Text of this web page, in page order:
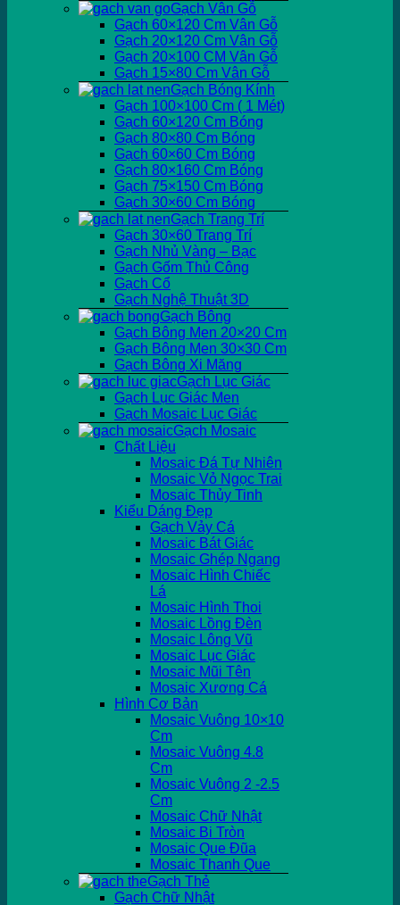
Gạch Vân Gỗ
Gạch 60×120 Cm Vân Gỗ
Gạch 20×120 Cm Vân Gỗ
Gạch 20×100 CM Vân Gỗ
Gạch 15×80 Cm Vân Gỗ
Gạch Bóng Kính
Gạch 100×100 Cm ( 1 Mét)
Gạch 60×120 Cm Bóng
Gạch 80×80 Cm Bóng
Gạch 60×60 Cm Bóng
Gạch 80×160 Cm Bóng
Gạch 75×150 Cm Bóng
Gạch 30×60 Cm Bóng
Gạch Trang Trí
Gạch 30×60 Trang Trí
Gạch Nhủ Vàng – Bạc
Gạch Gốm Thủ Công
Gạch Cổ
Gạch Nghệ Thuật 3D
Gạch Bông
Gạch Bông Men 20×20 Cm
Gạch Bông Men 30×30 Cm
Gạch Bông Xi Măng
Gạch Lục Giác
Gạch Lục Giác Men
Gạch Mosaic Lục Giác
Gạch Mosaic
Chất Liệu
Mosaic Đá Tự Nhiên
Mosaic Vỏ Ngọc Trai
Mosaic Thủy Tinh
Kiểu Dáng Đẹp
Gạch Vảy Cá
Mosaic Bát Giác
Mosaic Ghép Ngang
Mosaic Hình Chiếc
Lá
Mosaic Hình Thoi
Mosaic Lồng Đèn
Mosaic Lông Vũ
Mosaic Lục Giác
Mosaic Mũi Tên
Mosaic Xương Cá
Hình Cơ Bản
Mosaic Vuông 10×10
Cm
Mosaic Vuông 4.8
Cm
Mosaic Vuông 2 -2.5
Cm
Mosaic Chữ Nhật
Mosaic Bi Tròn
Mosaic Que Đũa
Mosaic Thanh Que
Gạch Thẻ
Gạch Chữ Nhật